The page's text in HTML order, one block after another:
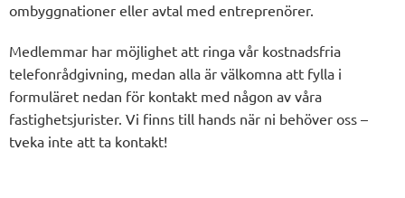
ombyggnationer eller avtal med entreprenörer.
Medlemmar har möjlighet att ringa vår kostnadsfria
telefonrådgivning, medan alla är välkomna att fylla i
formuläret nedan för kontakt med någon av våra
fastighetsjurister. Vi finns till hands när ni behöver oss –
tveka inte att ta kontakt!